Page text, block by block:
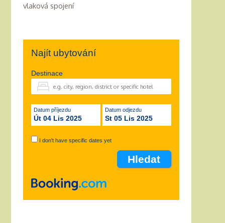
vlaková spojení
Najít ubytování
Destinace
Datum příjezdu
Út 04 Lis 2025
Datum odjezdu
St 05 Lis 2025
I don't have specific dates yet